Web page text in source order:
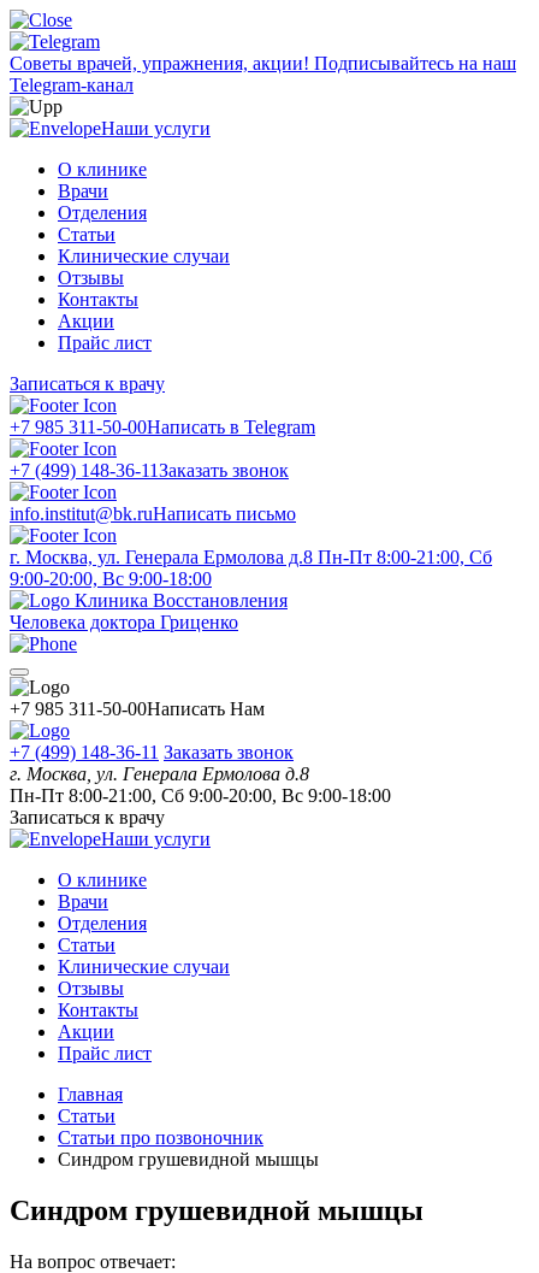
Советы врачей, упражнения, акции! Подписывайтесь на наш
Telegram-канал
Наши услуги
О клинике
Врачи
Отделения
Статьи
Клинические случаи
Отзывы
Контакты
Акции
Прайс лист
Записаться к врачу
+7 985 311-50-00Написать в Telegram
+7 (499) 148-36-11Заказать звонок
info.institut@bk.ruНаписать письмо
г. Москва, ул. Генерала Ермолова д.8 Пн-Пт 8:00-21:00, Сб
9:00-20:00, Вс 9:00-18:00
Клиника Восстановления
Человека доктора Гриценко
+7 985 311-50-00Написать Нам
+7 (499) 148-36-11 Заказать звонок
г. Москва, ул. Генерала Ермолова д.8
Пн-Пт 8:00-21:00, Сб 9:00-20:00, Вс 9:00-18:00
Записаться к врачу
Наши услуги
О клинике
Врачи
Отделения
Статьи
Клинические случаи
Отзывы
Контакты
Акции
Прайс лист
Главная
Статьи
Статьи про позвоночник
Синдром грушевидной мышцы
Синдром грушевидной мышцы
На вопрос отвечает: